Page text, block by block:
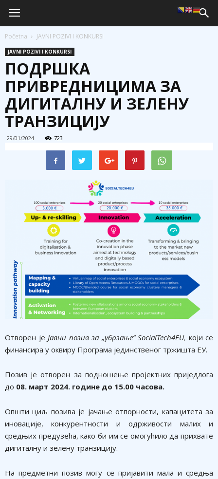
Početna JAVNI POZIVI I KONKURSI
JAVNI POZIVI I KONKURSI
ПОДРШКА
ПРИВРЕДНИЦИМА ЗА
ДИГИТАЛНУ И ЗЕЛЕНУ
ТРАНЗИЦИЈУ
29/01/2024 723
​Oтворен je Јавни позив за „убрзање” SocialTech4EU, који се
финансира у оквиру Програма јединственог тржишта ЕУ.
Позив је отворен за подношење пројектних приједлога
до 08. март 2024. године до 15.00 часова.
Општи циљ позива је јачање отпорности, капацитета за
иновације, конкурентности и одрживости малих и
средњих предузећа, како би им се омогућило да прихвате
дигиталну и зелену транзицију.
На предметни позив могу се пријавити мала и средња